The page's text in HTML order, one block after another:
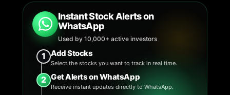
Instant Stock Alerts on
WhatsApp
Used by 10,000+ active investors
1 Add Stocks
Select the stocks you want to track in real time.
2 Get Alerts on WhatsApp
Receive instant updates directly to WhatsApp.